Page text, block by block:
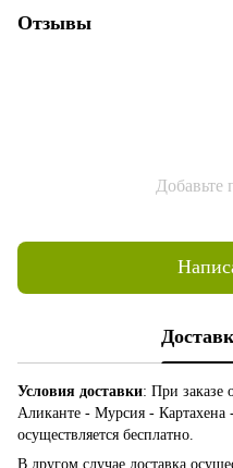
Отзывы
Добавьте
Условия доставки: При заказе
Аликанте - Мурсия - Картахена
осуществляется бесплатно.
В другом случае доставка